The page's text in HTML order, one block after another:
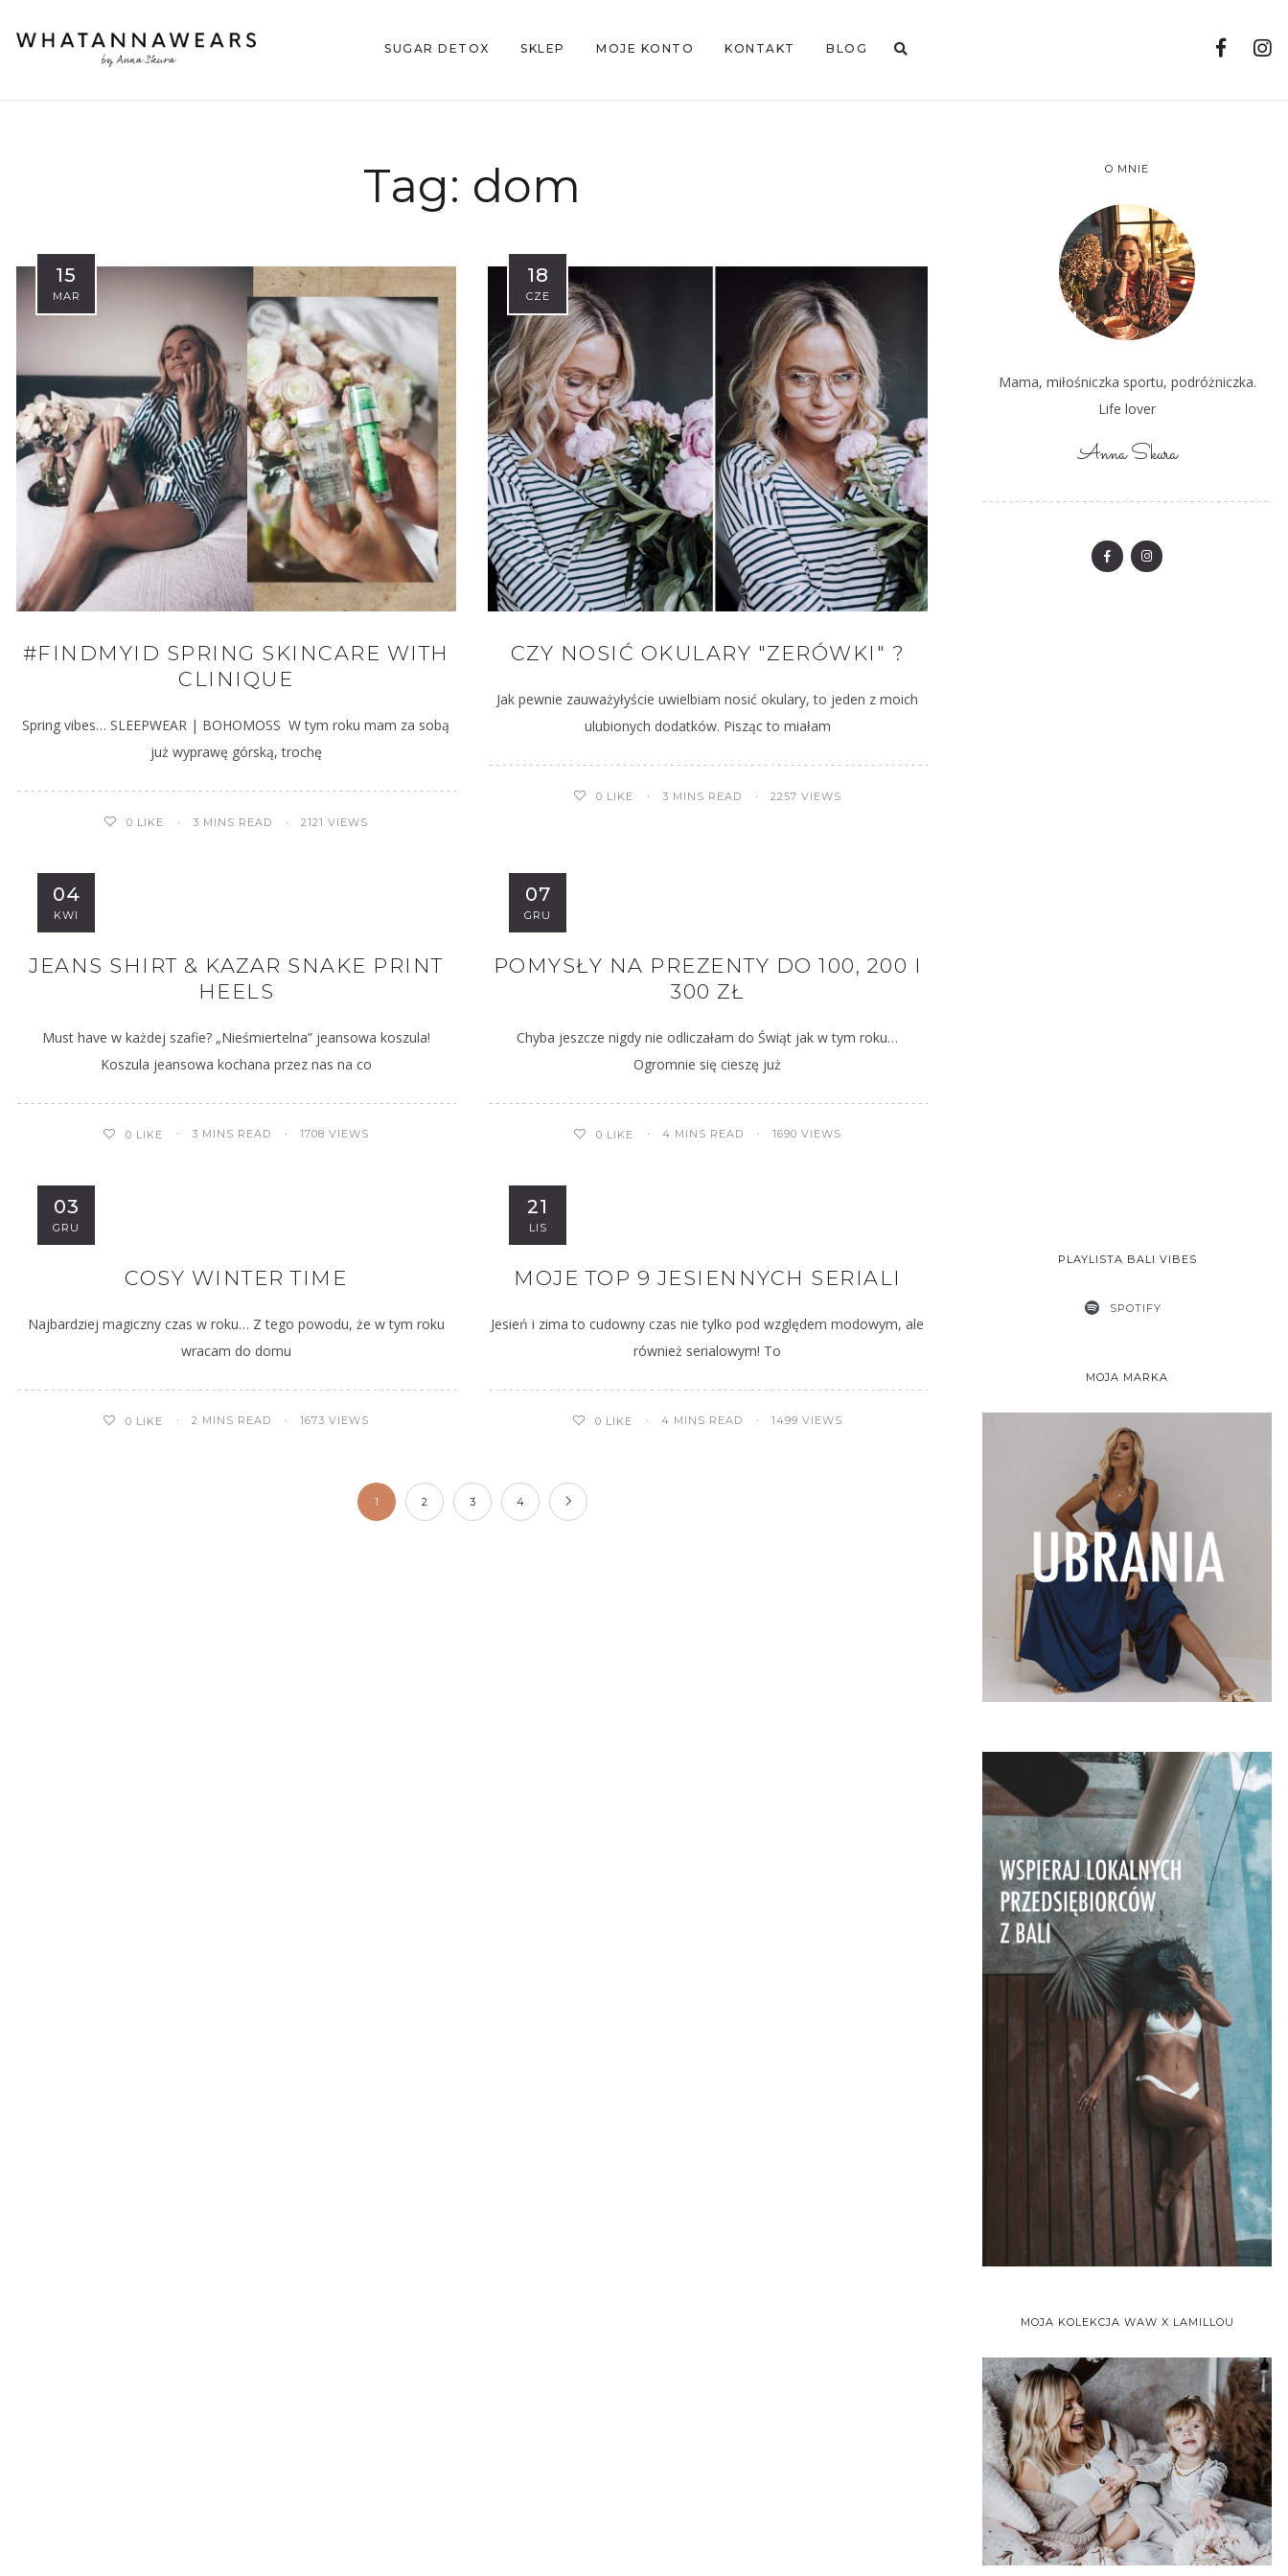
SUGAR DETOX SKLEP MOJE KONTO KONTAKT BLOG
Tag: dom
15
MAR
#FINDMYID SPRING SKINCARE WITH
CLINIQUE
Spring vibes… SLEEPWEAR | BOHOMOSS W tym roku mam za sobą
już wyprawę górską, trochę
0 LIKE 3 MINS READ 2121 VIEWS
18
CZE
CZY NOSIĆ OKULARY "ZERÓWKI" ?
Jak pewnie zauważyłyście uwielbiam nosić okulary, to jeden z moich
ulubionych dodatków. Pisząc to miałam
0 LIKE 3 MINS READ 2257 VIEWS
04
KWI
JEANS SHIRT & KAZAR SNAKE PRINT
HEELS
Must have w każdej szafie? „Nieśmiertelna” jeansowa koszula!
Koszula jeansowa kochana przez nas na co
0 LIKE 3 MINS READ 1708 VIEWS
07
GRU
POMYSŁY NA PREZENTY DO 100, 200 I
300 ZŁ
Chyba jeszcze nigdy nie odliczałam do Świąt jak w tym roku…
Ogromnie się cieszę już
0 LIKE 4 MINS READ 1690 VIEWS
03
GRU
COSY WINTER TIME
Najbardziej magiczny czas w roku… Z tego powodu, że w tym roku
wracam do domu
0 LIKE 2 MINS READ 1673 VIEWS
21
LIS
MOJE TOP 9 JESIENNYCH SERIALI
Jesień i zima to cudowny czas nie tylko pod względem modowym, ale
również serialowym! To
0 LIKE 4 MINS READ 1499 VIEWS
1 2 3 4
O MNIE
Mama, miłośniczka sportu, podróżniczka.
Life lover
Anna Skura
PLAYLISTA BALI VIBES
SPOTIFY
MOJA MARKA
MOJA KOLEKCJA WAW X LAMILLOU